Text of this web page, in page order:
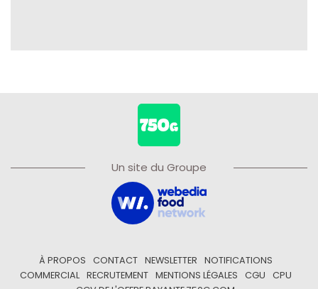
Un site du Groupe
À PROPOS CONTACT NEWSLETTER
NOTIFICATIONS
COMMERCIAL
RECRUTEMENT MENTIONS LÉGALES CGU
CPU